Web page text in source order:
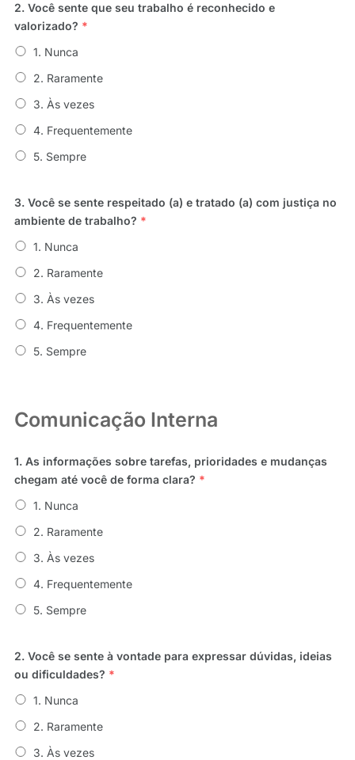
2. Você sente que seu trabalho é reconhecido e
valorizado? *
1. Nunca
2. Raramente
3. Às vezes
4. Frequentemente
5. Sempre
3. Você se sente respeitado (a) e tratado (a) com justiça no
ambiente de trabalho? *
1. Nunca
2. Raramente
3. Às vezes
4. Frequentemente
5. Sempre
Comunicação Interna
1. As informações sobre tarefas, prioridades e mudanças
chegam até você de forma clara? *
1. Nunca
2. Raramente
3. Às vezes
4. Frequentemente
5. Sempre
2. Você se sente à vontade para expressar dúvidas, ideias
ou dificuldades? *
1. Nunca
2. Raramente
3. Às vezes